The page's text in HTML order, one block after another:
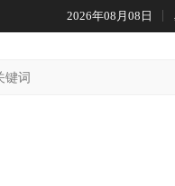
2026年08月08日